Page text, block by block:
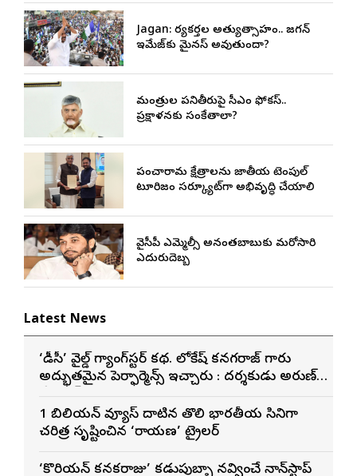
Jagan: కార్యకర్తల అత్యుత్సాహం.. జగన్
ఇమేజ్‌కు మైనస్ అవుతుందా?
మంత్రుల పనితీరుపై సీఎం ఫోకస్..
ప్రక్షాళనకు సంకేతాలా?
పంచారామ క్షేత్రాలను జాతీయ టెంపుల్
టూరిజం సర్క్యూట్‌గా అభివృద్ధి చేయాలి
వైసీపీ ఎమ్మెల్సీ అనంతబాబుకు మరోసారి
ఎదురుదెబ్బ
Latest News
‘డీసీ’ వైల్డ్ గ్యాంగ్‌స్టర్ కథ. లోకేష్ కనగరాజ్ గారు
అద్భుతమైన పెర్ఫార్మెన్స్ ఇచ్చారు : దర్శకుడు అరుణ్
1 బిలియన్ వ్యూస్ దాటిన తొలి భారతీయ సినిమాగా
చరిత్ర సృష్టించిన ‘రామాయణ’ ట్రైలర్
‘కొరియన్ కనకరాజు’ కడుపుబ్బా నవ్వించే నాన్‌స్టాప్